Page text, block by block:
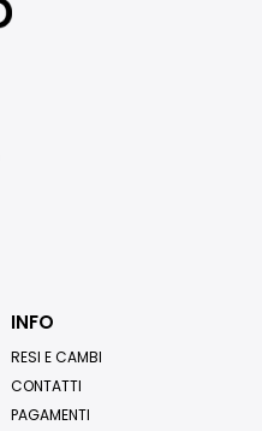
INFO
RESI E CAMBI
CONTATTI
PAGAMENTI